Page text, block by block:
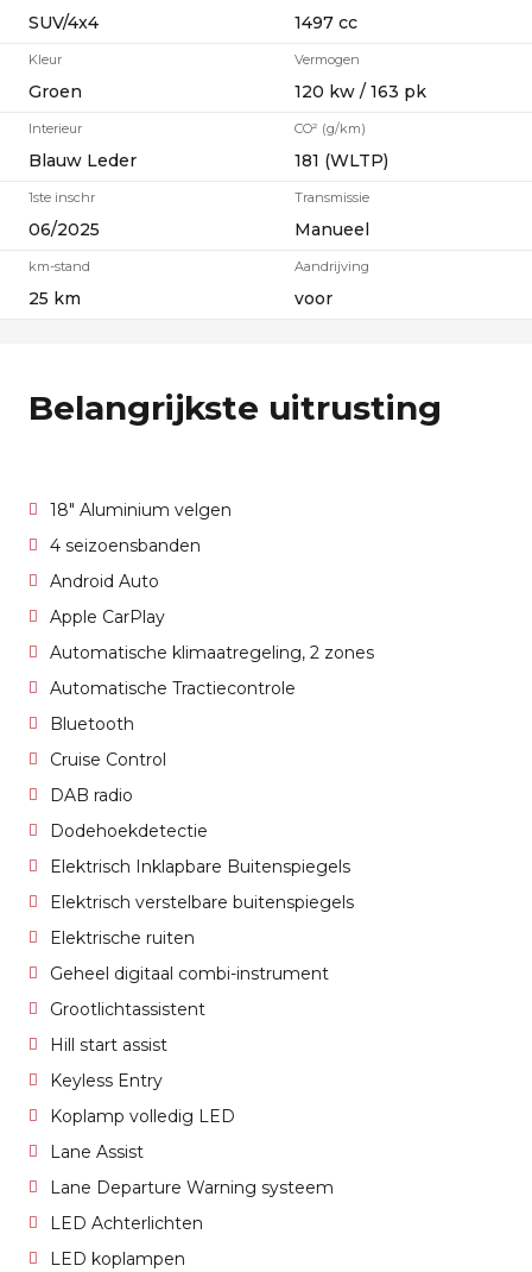
SUV/4x4
Kleur
Groen
Interieur
Blauw Leder
1ste inschr
06/2025
km-stand
25 km
1497 cc
Vermogen
120 kw / 163 pk
CO² (g/km)
181 (WLTP)
Transmissie
Manueel
Aandrijving
voor
Belangrijkste uitrusting
18" Aluminium velgen
4 seizoensbanden
Android Auto
Apple CarPlay
Automatische klimaatregeling, 2 zones
Automatische Tractiecontrole
Bluetooth
Cruise Control
DAB radio
Dodehoekdetectie
Elektrisch Inklapbare Buitenspiegels
Elektrisch verstelbare buitenspiegels
Elektrische ruiten
Geheel digitaal combi-instrument
Grootlichtassistent
Hill start assist
Keyless Entry
Koplamp volledig LED
Lane Assist
Lane Departure Warning systeem
LED Achterlichten
LED koplampen